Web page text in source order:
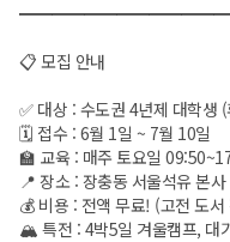
📋 모집 안내
✅ 대상 : 수도권 4년제 대학생
🗓 접수 : 6월 1일 ~ 7월 10일
🏫 교육 : 매주 토요일
📍 장소 : 장충동 서울석유 본
💰 비용 : 전액 무료! (고전 도
🏔 특전 : 4박5일 겨울캠프, 대